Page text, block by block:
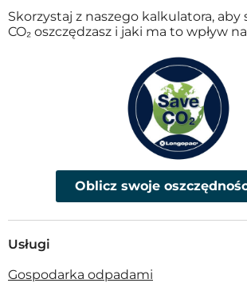
Skorzystaj z naszego kalkulatora, aby
CO₂ oszczędzasz i jaki ma to wpływ
Oblicz swoje
Usługi
Gospodarka odpadami